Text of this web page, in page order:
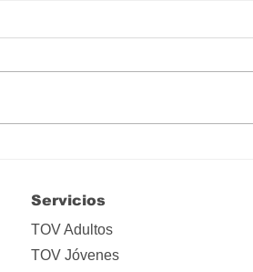
Servicios
TOV Adultos
TOV Jóvenes